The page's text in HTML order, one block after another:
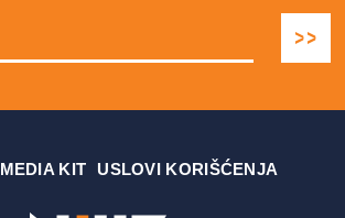
MEDIA KIT USLOVI KORIŠĆENJA